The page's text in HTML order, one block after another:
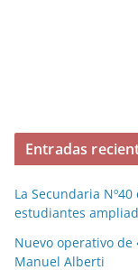
Entradas
La Secundaria
estudiantes
Nuevo operativo de
Manuel Alberti